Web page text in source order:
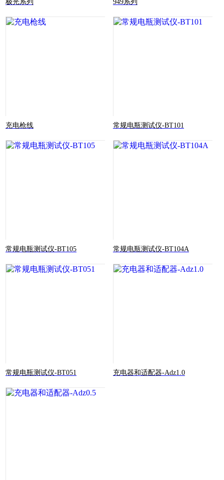
极光系列 949系列
充电枪线 常规电瓶测试仪-BT101
常规电瓶测试仪-BT105 常规电瓶测试仪-BT104A
常规电瓶测试仪-BT051 充电器和适配器-Adz1.0